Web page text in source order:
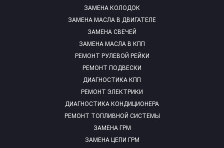
ЗАМЕНА КОЛОДОК
ЗАМЕНА МАСЛА В ДВИГАТЕЛЕ
ЗАМЕНА СВЕЧЕЙ
ЗАМЕНА МАСЛА В КПП
РЕМОНТ РУЛЕВОЙ РЕЙКИ
РЕМОНТ ПОДВЕСКИ
ДИАГНОСТИКА КПП
РЕМОНТ ЭЛЕКТРИКИ
ДИАГНОСТИКА КОНДИЦИОНЕРА
РЕМОНТ ТОПЛИВНОЙ СИСТЕМЫ
ЗАМЕНА ГРМ
ЗАМЕНА ЦЕПИ ГРМ